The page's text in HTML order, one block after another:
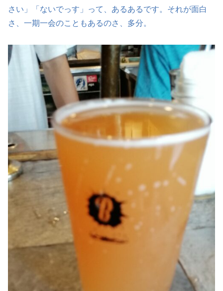
さい」「ないでっす」って、あるあるです。それが面白
さ、一期一会のこともあるのさ、多分。